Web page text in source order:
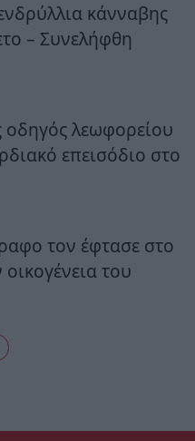
κάνναβης
– Συνελήφθη
οδηγός λεωφορείου
επεισόδιο στο
τον έφτασε στο
του